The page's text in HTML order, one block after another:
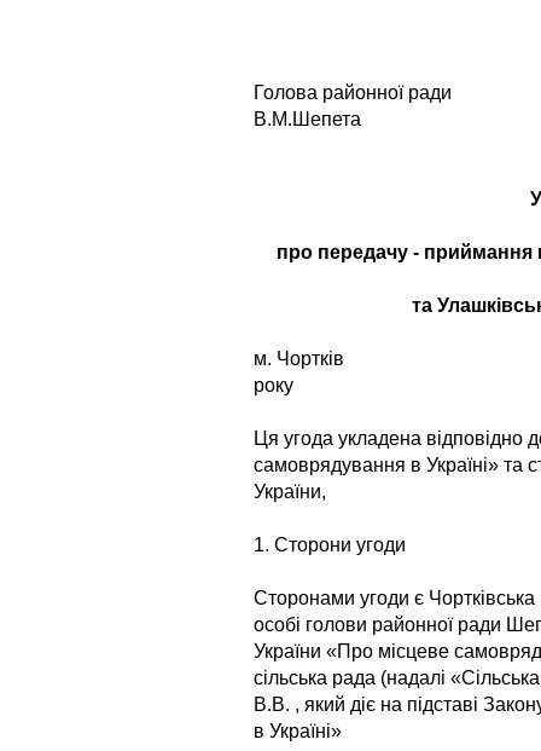
Голова
В.М.Шепета
про передачу - приймання
та
м. Чортків
року
Ця угода укладена відповідно
самоврядування в Україні» та
України,
1. Сторони угоди
Сторонами угоди є
особі голови районної ради
України «Про місцеве
сільська рада (надалі
В.В. , який діє на підставі
в Україні»